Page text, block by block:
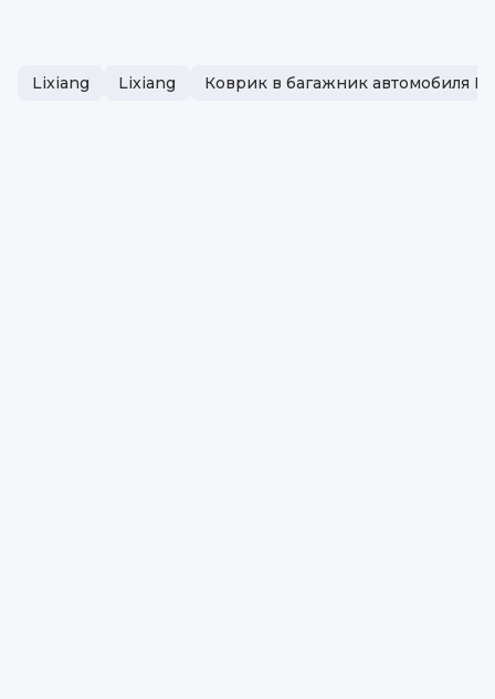
Lixiang Lixiang Коврик в багажник автомобиля